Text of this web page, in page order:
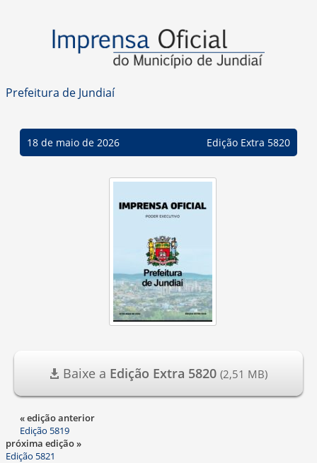
Prefeitura de Jundiaí
18 de maio de 2026 Edição Extra 5820
Baixe a Edição Extra 5820 (2,51 MB)
« edição anterior
Edição 5819
próxima edição »
Edição 5821